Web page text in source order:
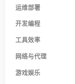
运维部署
开发编程
工具效率
网络与代理
游戏娱乐